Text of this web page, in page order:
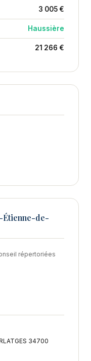
3 005 €
Haussière
21 266 €
Étienne-de-
répertoriées
34700